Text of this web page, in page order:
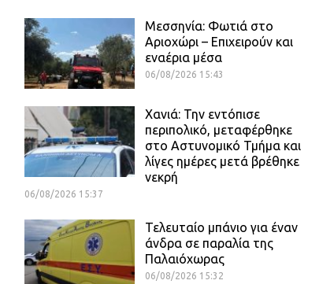
Μεσσηνία: Φωτιά στο
Αριοχώρι – Επιχειρούν και
εναέρια μέσα
06/08/2026 15:43
Χανιά: Την εντόπισε
περιπολικό, μεταφέρθηκε
στο Αστυνομικό Τμήμα και
λίγες ημέρες μετά βρέθηκε
νεκρή
06/08/2026 15:37
Τελευταίο μπάνιο για έναν
άνδρα σε παραλία της
Παλαιόχωρας
06/08/2026 15:32